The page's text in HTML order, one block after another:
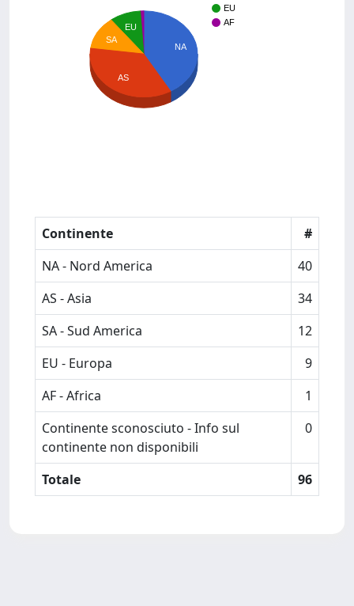
EU
AF
NA
EU
SA
AS
Continente
#
NA - Nord America
40
AS - Asia
34
SA - Sud America
12
EU - Europa
9
AF - Africa
1
Continente sconosciuto - Info sul
continente non disponibili
0
Totale 96